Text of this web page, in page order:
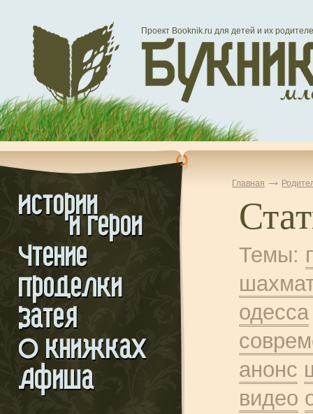
Проект Booknik.ru для детей и их
Главная
Темы:
одесса
анонс
видео